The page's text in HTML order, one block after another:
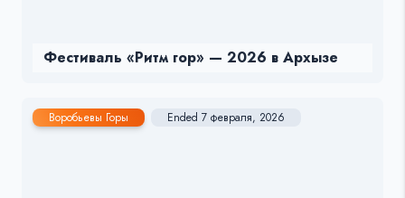
Фестиваль «Ритм гор» — 2026 в Архызе
Воробьевы Горы Ended 7 февраля, 2026